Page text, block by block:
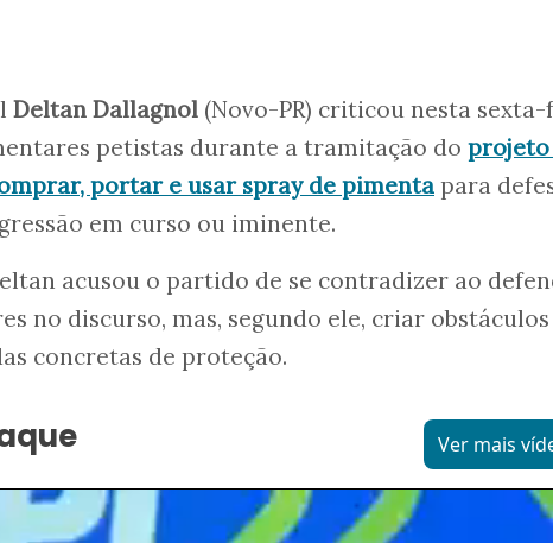
Deltan Dallagnol (Novo-PR) criticou nesta
petistas durante a tramitação do projeto
portar e usar spray de pimenta para
em curso ou iminente.
acusou o partido de se contradizer ao
no discurso, mas, segundo ele, criar obstáculos
concretas de proteção.
Ver mais